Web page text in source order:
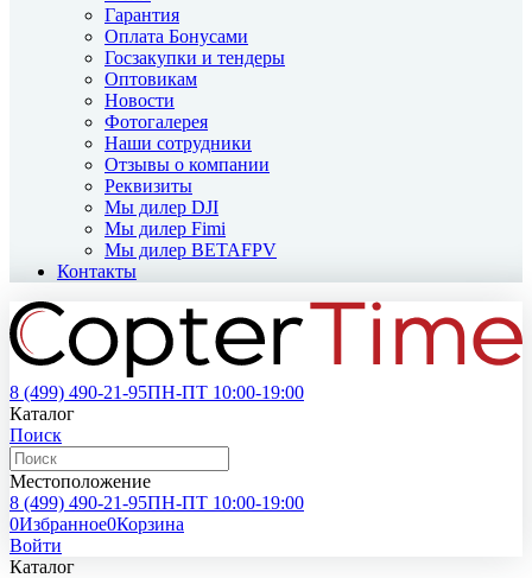
Гарантия
Оплата Бонусами
Госзакупки и тендеры
Оптовикам
Новости
Фотогалерея
Наши сотрудники
Отзывы о компании
Реквизиты
Мы дилер DJI
Мы дилер Fimi
Мы дилер BETAFPV
Контакты
8 (499) 490-21-95ПН-ПТ 10:00-19:00
Каталог
Поиск
Местоположение
8 (499) 490-21-95ПН-ПТ 10:00-19:00
0Избранное0Корзина
Войти
Каталог